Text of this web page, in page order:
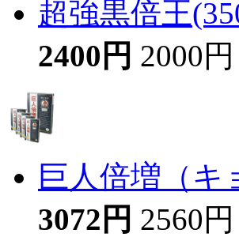
超強黒倍王
2400円 2000円
巨人倍増（キ
3072円 2560円